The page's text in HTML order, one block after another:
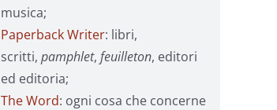
musica;
Paperback Writer: libri,
scritti, pamphlet, feuilleton, editori
ed editoria;
The Word: ogni cosa che concerne